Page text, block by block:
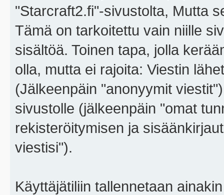
"Starcraft2.fi"-sivustolta, Mutta
Tämä on tarkoitettu vain niille
sisältöä. Toinen tapa, jolla
olla, mutta ei rajoita: Viestin
(Jälkeenpäin "anonyymit
sivustolle (jälkeenpäin "omat
rekisteröitymisen ja
viestisi").
Käyttäjätiliin tallennetaan